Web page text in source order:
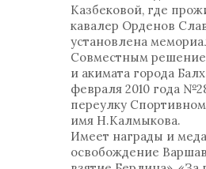
Казбековой, где
кавалер Орденов
установлена
Совместным
и акимата города
февраля 2010 года
переулку
имя Н.Калмыкова.
Имеет награды и
освобождение